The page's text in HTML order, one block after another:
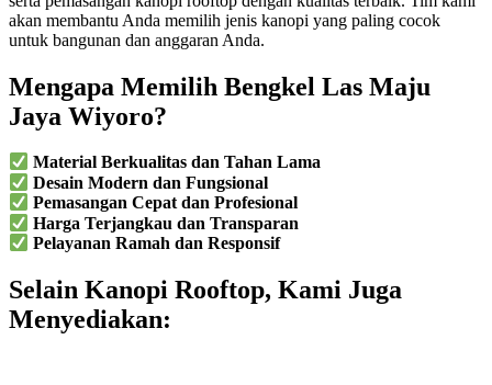
akan membantu Anda memilih jenis kanopi yang paling cocok
untuk bangunan dan anggaran Anda.
Mengapa Memilih Bengkel Las Maju
Jaya Wiyoro?
Material Berkualitas dan Tahan Lama
Desain Modern dan Fungsional
Pemasangan Cepat dan Profesional
Harga Terjangkau dan Transparan
Pelayanan Ramah dan Responsif
Selain Kanopi Rooftop, Kami Juga
Menyediakan: